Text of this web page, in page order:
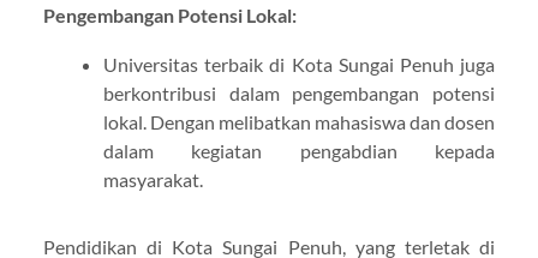
Pengembangan Potensi Lokal:
Universitas terbaik di Kota Sungai Penuh juga
berkontribusi dalam pengembangan potensi
lokal. Dengan melibatkan mahasiswa dan dosen
dalam kegiatan pengabdian kepada
masyarakat.
Pendidikan di Kota Sungai Penuh, yang terletak di